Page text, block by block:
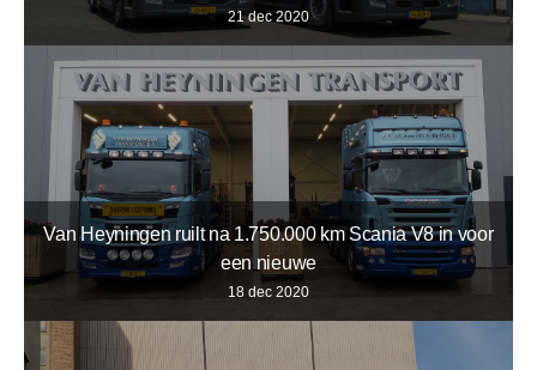
21 dec 2020
Van Heyningen ruilt na 1.750.000 km Scania V8 in voor
een nieuwe
18 dec 2020